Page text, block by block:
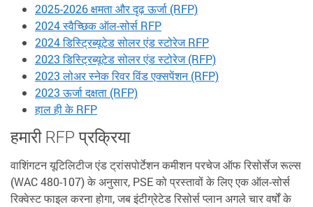
2025-2026 क्षमता और दृढ़ ऊर्जा (RFP)
2024 स्वैच्छिक ऑल-सोर्स RFP
2024 डिस्ट्रिब्यूटेड सोलर एंड स्टोरेज RFP
2023 डिस्ट्रिब्यूटेड सोलर एंड स्टोरेज (RFP)
2023 लोअर स्नेक रिवर विंड एक्सपेंशन (RFP)
2023 ऊर्जा दक्षता (RFP)
हाल ही के RFP
हमारी RFP प्रक्रिया
वाशिंगटन यूटिलिटीज एंड ट्रांसपोर्टेशन कमीशन परचेज ऑफ रिसोर्सेज रूल्स
(WAC 480-107) के अनुसार, PSE को प्रस्तावों के लिए एक ऑल-सोर्स
रिक्वेस्ट फाइल करना होगा, जब इंटीग्रेटेड रिसोर्स प्लान अगले चार वर्षों के